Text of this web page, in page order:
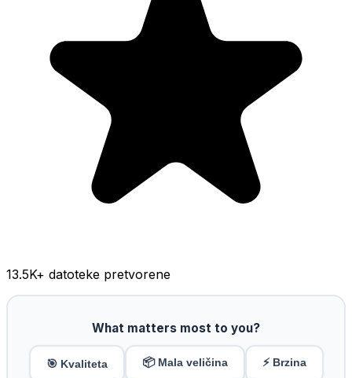
13.5K+ datoteke pretvorene
What matters most to you?
🎯 Kvaliteta 📦 Mala veličina ⚡ Brzina